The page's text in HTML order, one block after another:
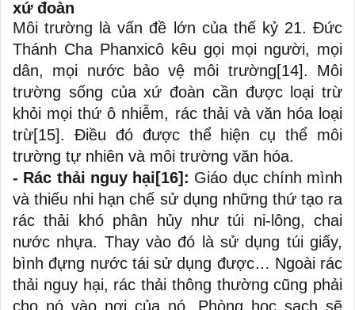
xứ đoàn
Môi trường là vấn đề lớn của thế kỷ 21. Đức
Thánh Cha Phanxicô kêu gọi mọi người, mọi
dân, mọi nước bảo vệ môi trường[14]. Môi
trường sống của xứ đoàn cần được loại trừ
khỏi mọi thứ ô nhiễm, rác thải và văn hóa loại
trừ[15]. Điều đó được thể hiện cụ thể môi
trường tự nhiên và môi trường văn hóa.
- Rác thải nguy hại[16] : Giáo dục chính mình
và thiếu nhi hạn chế sử dụng những thứ tạo ra
rác thải khó phân hủy như túi ni-lông, chai
nước nhựa. Thay vào đó là sử dụng túi giấy,
bình đựng nước tái sử dụng được… Ngoài rác
thải nguy hại, rác thải thông thường cũng phải
cho nó vào nơi của nó. Phòng học sạch sẽ